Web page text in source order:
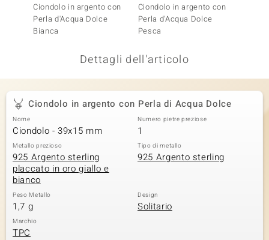
Classics
Ciondolo in argento con
Perla d'Acqua Dolce
Bianca
Ciondolo in argento con
Perla d'Acqua Dolce
Pesca
Dettagli dell'articolo
Ciondolo in argento con Perla di Acqua Dolce
Nome
Ciondolo - 39x15 mm
Numero pietre preziose
1
Metallo prezioso
925 Argento sterling
placcato in oro giallo e
bianco
Tipo di metallo
925 Argento sterling
Peso Metallo
1,7 g
Design
Solitario
Marchio
TPC